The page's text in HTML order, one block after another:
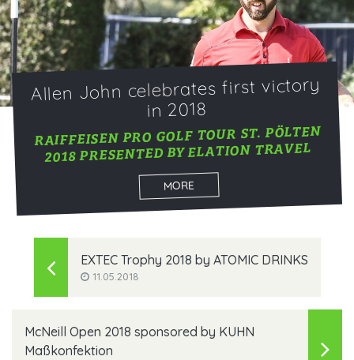
Allen John celebrates first victory
in 2018
RAIFFEISEN PRO GOLF TOUR ST. PÖLTEN
2018 PRESENTED BY ELATION TRAVEL
MORE
EXTEC Trophy 2018 by ATOMIC DRINKS
11.05.2018
McNeill Open 2018 sponsored by KUHN
Maßkonfektion